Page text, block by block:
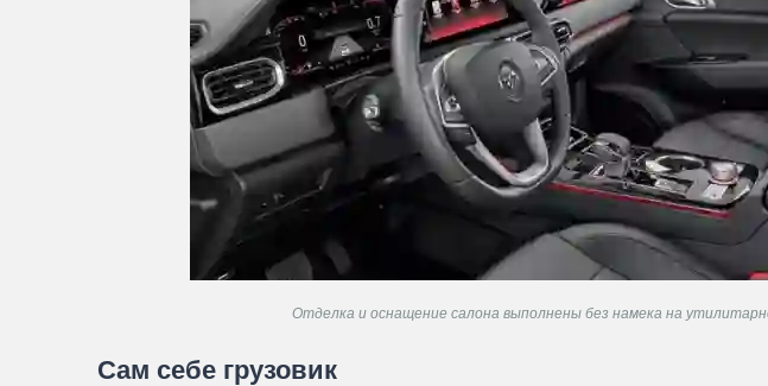
Отделка и оснащение салона выполнены без намека на
Сам себе грузовик